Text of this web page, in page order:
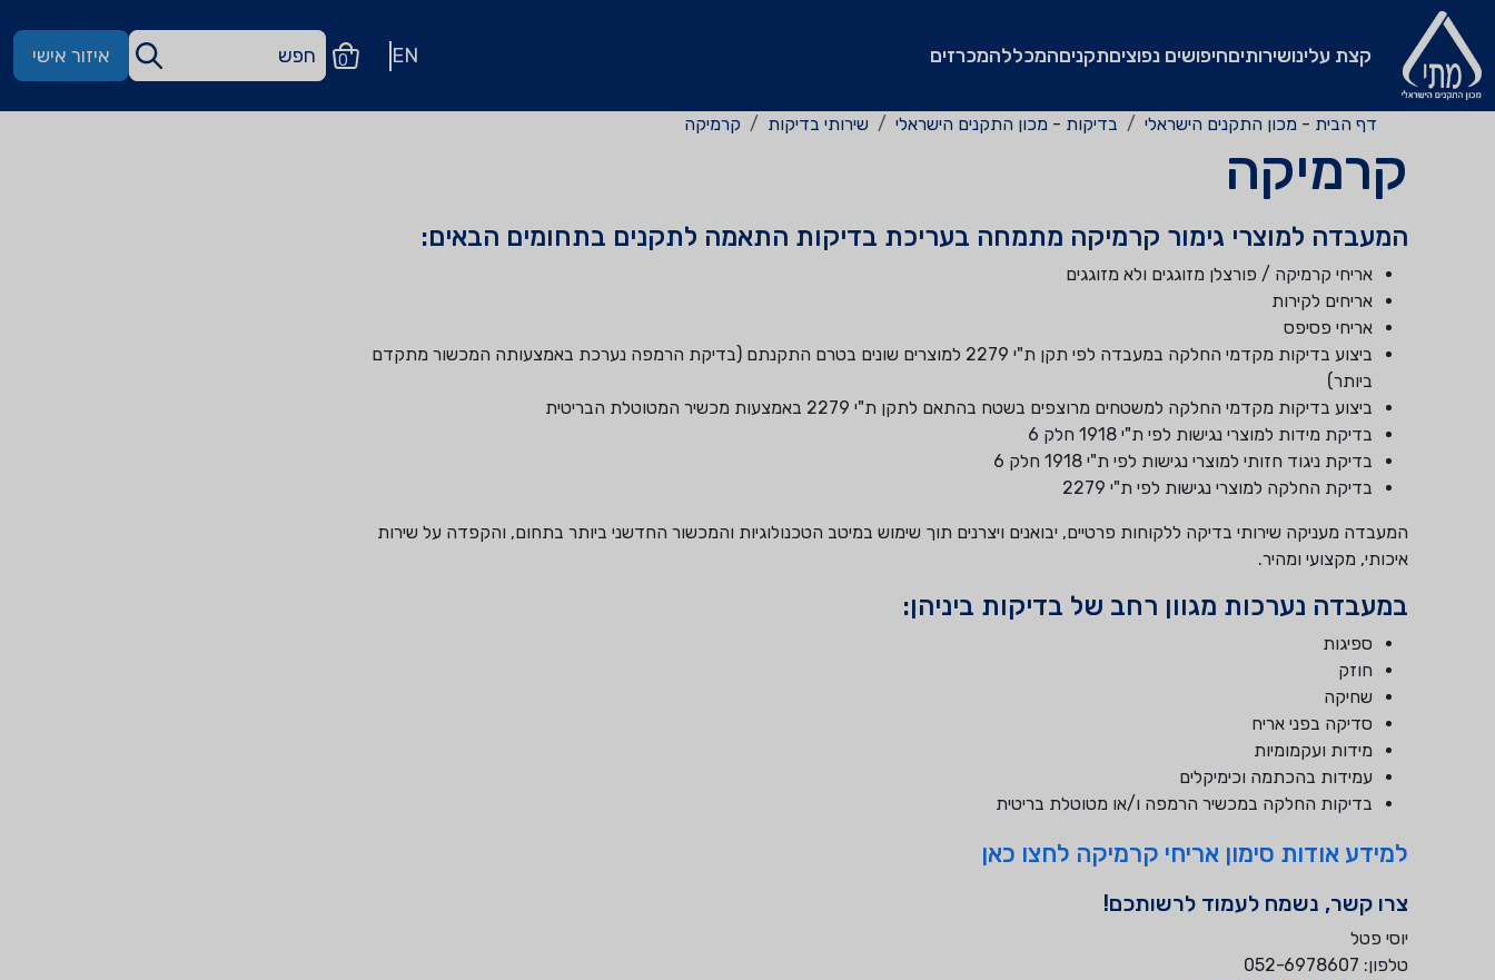
קצת עלינושירותיםחיפושים נפוציםתקניםהמכללהמכרזים EN
0 איזור אישי
דף הבית - מכון התקנים הישראלי בדיקות - מכון התקנים הישראלי שירותי בדיקות קרמיקה
קרמיקה
המעבדה למוצרי גימור קרמיקה מתמחה בעריכת בדיקות התאמה לתקנים בתחומים הבאים:
אריחי קרמיקה / פורצלן מזוגגים ולא מזוגגים
אריחים לקירות
אריחי פסיפס
ביצוע בדיקות מקדמי החלקה במעבדה לפי תקן ת"י 2279 למוצרים שונים בטרם התקנתם (בדיקת הרמפה נערכת באמצעותה המכשור מתקדם
ביותר)
ביצוע בדיקות מקדמי החלקה למשטחים מרוצפים בשטח בהתאם לתקן ת"י 2279 באמצעות מכשיר המטוטלת הבריטית
בדיקת מידות למוצרי נגישות לפי ת"י 1918 חלק 6
בדיקת ניגוד חזותי למוצרי נגישות לפי ת"י 1918 חלק 6
בדיקת החלקה למוצרי נגישות לפי ת"י 2279
המעבדה מעניקה שירותי בדיקה ללקוחות פרטיים, יבואנים ויצרנים תוך שימוש במיטב הטכנולוגיות והמכשור החדשני ביותר בתחום, והקפדה על שירות
איכותי, מקצועי ומהיר.
במעבדה נערכות מגוון רחב של בדיקות ביניהן:
ספיגות
חוזק
שחיקה
סדיקה בפני אריח
מידות ועקמומיות
עמידות בהכתמה וכימיקלים
בדיקות החלקה במכשיר הרמפה ו/או מטוטלת בריטית
למידע אודות סימון אריחי קרמיקה לחצו כאן
צרו קשר, נשמח לעמוד לרשותכם!
יוסי פטל
טלפון: 052-6978607